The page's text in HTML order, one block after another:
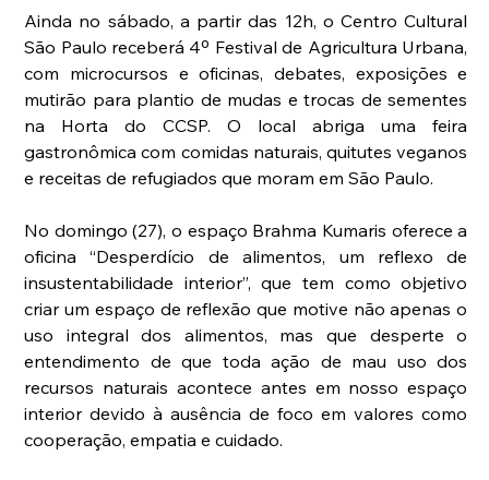
Ainda no sábado, a partir das 12h, o Centro Cultural
São Paulo receberá 4º Festival de Agricultura Urbana,
com microcursos e oficinas, debates, exposições e
mutirão para plantio de mudas e trocas de sementes
na Horta do CCSP. O local abriga uma feira
gastronômica com comidas naturais, quitutes veganos
e receitas de refugiados que moram em São Paulo.
No domingo (27), o espaço Brahma Kumaris oferece a
oficina “Desperdício de alimentos, um reflexo de
insustentabilidade interior”, que tem como objetivo
criar um espaço de reflexão que motive não apenas o
uso integral dos alimentos, mas que desperte o
entendimento de que toda ação de mau uso dos
recursos naturais acontece antes em nosso espaço
interior devido à ausência de foco em valores como
cooperação, empatia e cuidado.